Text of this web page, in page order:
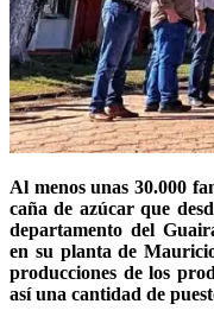
Al menos unas 30.000
caña de azúcar que
departamento del
en su planta de
producciones de los
así una cantidad de